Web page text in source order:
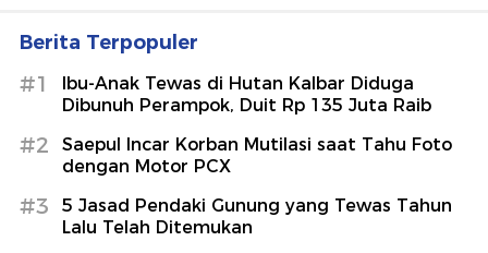
Berita Terpopuler
#1
Ibu-Anak Tewas di Hutan Kalbar Diduga
Dibunuh Perampok, Duit Rp 135 Juta Raib
#2
Saepul Incar Korban Mutilasi saat Tahu Foto
dengan Motor PCX
#3
5 Jasad Pendaki Gunung yang Tewas Tahun
Lalu Telah Ditemukan